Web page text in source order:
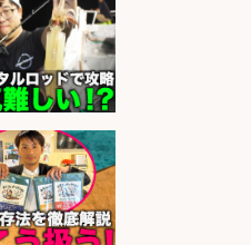
阪府
パートナ
求人ボックス
る